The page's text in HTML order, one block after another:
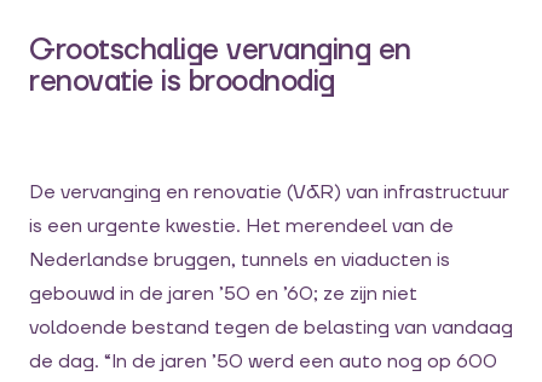
Grootschalige vervanging en
renovatie is broodnodig
De vervanging en renovatie (V&R) van infrastructuur
is een urgente kwestie. Het merendeel van de
Nederlandse bruggen, tunnels en viaducten is
gebouwd in de jaren ’50 en ’60; ze zijn niet
voldoende bestand tegen de belasting van vandaag
de dag. “In de jaren ’50 werd een auto nog op 600